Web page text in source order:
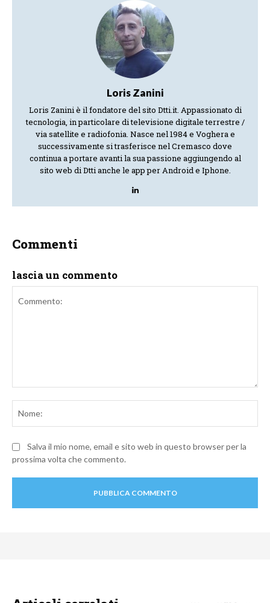
Loris Zanini
Loris Zanini è il fondatore del sito Dtti.it. Appassionato di
tecnologia, in particolare di televisione digitale terrestre /
via satellite e radiofonia. Nasce nel 1984 e Voghera e
successivamente si trasferisce nel Cremasco dove
continua a portare avanti la sua passione aggiungendo al
sito web di Dtti anche le app per Android e Iphone.
Commenti
lascia un commento
Salva il mio nome, email e sito web in questo browser per la
prossima volta che commento.